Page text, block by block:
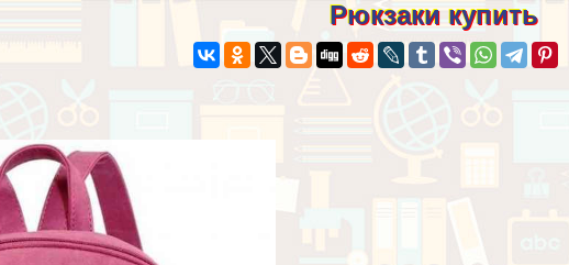
Рюкзаки купить